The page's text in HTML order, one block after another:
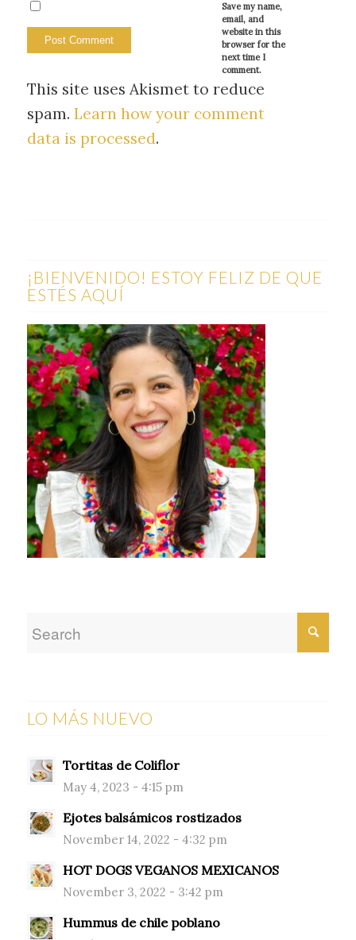
Save my name,
email, and
website in this
browser for the
next time I
comment.
This site uses Akismet to reduce
spam. Learn how your comment
data is processed.
¡BIENVENIDO! ESTOY FELIZ DE QUE
ESTÉS AQUÍ
LO MÁS NUEVO
Tortitas de Coliflor
May 4, 2023 - 4:15 pm
Ejotes balsámicos rostizados
November 14, 2022 - 4:32 pm
HOT DOGS VEGANOS MEXICANOS
November 3, 2022 - 3:42 pm
Hummus de chile poblano